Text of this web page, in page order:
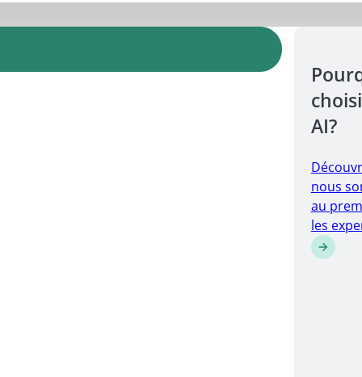
AI?
nous
au
les